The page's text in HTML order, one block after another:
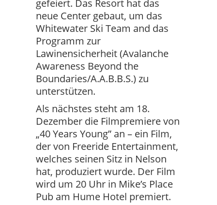
gefeiert. Das Resort hat das
neue Center gebaut, um das
Whitewater Ski Team and das
Programm zur
Lawinensicherheit (Avalanche
Awareness Beyond the
Boundaries/A.A.B.B.S.) zu
unterstützen.
Als nächstes steht am 18.
Dezember die Filmpremiere von
„40 Years Young” an – ein Film,
der von Freeride Entertainment,
welches seinen Sitz in Nelson
hat, produziert wurde. Der Film
wird um 20 Uhr in Mike’s Place
Pub am Hume Hotel premiert.